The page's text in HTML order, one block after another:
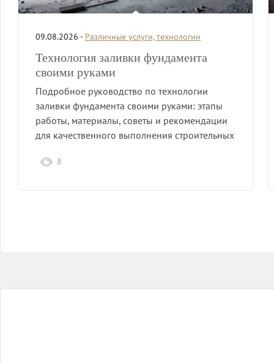
09.08.2026 - Различные услуги, технологии
Технология заливки фундамента
своими руками
Подробное руководство по технологии
заливки фундамента своими руками: этапы
работы, материалы, советы и рекомендации
для качественного выполнения строительных
8